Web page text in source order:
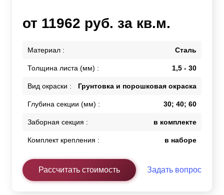
от 11962 руб. за кв.м.
Материал : Сталь
Толщина листа (мм) : 1,5 - 30
Вид окраски : Грунтовка и порошковая окраска
Глубина секции (мм) : 30; 40; 60
Заборная секция : в комплекте
Комплект крепления : в наборе
Рассчитать стоимость Задать вопрос